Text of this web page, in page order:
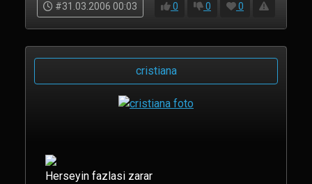
#31.03.2006 00:03 0 0 0
cristiana
Herseyin fazlasi zarar